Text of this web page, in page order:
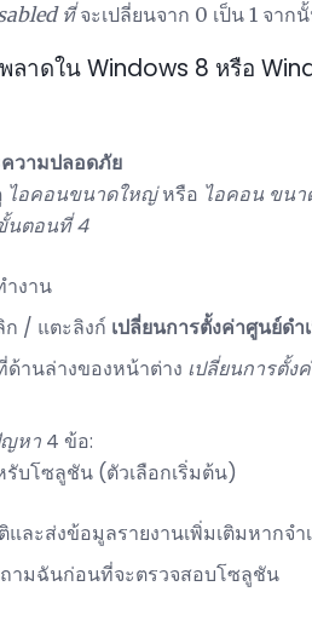
ที่จะเปลี่ยนจาก 0 เป็น 1 จา
ลาดใน Windows 8 หรือ
วามปลอดภัย
ไอคอนขนาดใหญ่หรือ ไอคอน ขนา
นตอนที่ 4
ำงาน
/ แตะลิงก์ เปลี่ยนการตั้งค่าศูนย์ดำ
านล่างของหน้าต่าง เปลี่ยนการตั้ง
ญหา 4 ข้อ:
บโซลูชัน (ตัวเลือกเริ่มต้น)
ละส่งข้อมูลรายงานเพิ่มเติมหากจำ
ามฉันก่อนที่จะตรวจสอบโซลูชัน